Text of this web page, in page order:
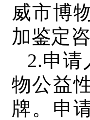
威市博
加鉴定
2.申请
物公益
牌。申